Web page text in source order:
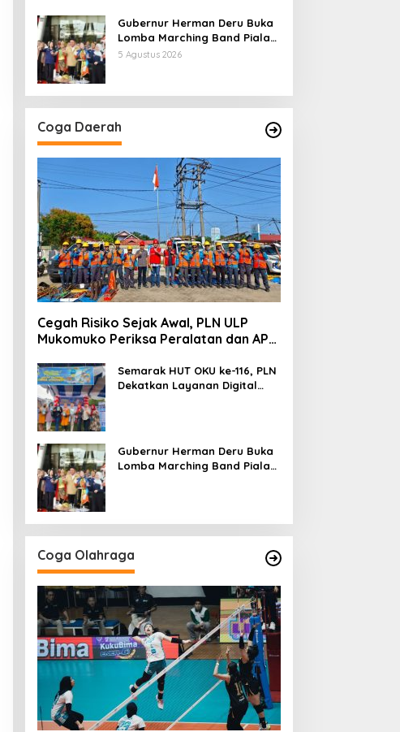
Gubernur Herman Deru Buka
Lomba Marching Band Piala
Kemerdekaan 2026: Ajang
5 Agustus 2026
Coga Daerah
Cegah Risiko Sejak Awal, PLN ULP
Mukomuko Periksa Peralatan dan APD
Semarak HUT OKU ke-116, PLN
Dekatkan Layanan Digital
Gubernur Herman Deru Buka
Lomba Marching Band Piala
Coga Olahraga